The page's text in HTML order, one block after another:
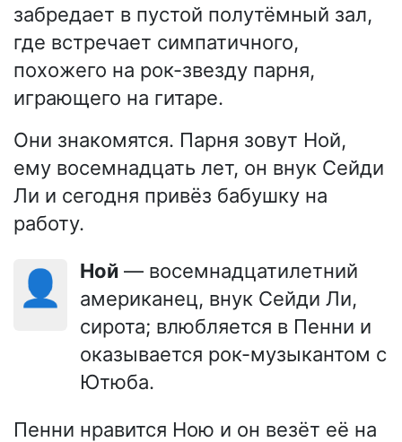
забредает в пустой полутёмный зал,
где встречает симпатичного,
похожего на рок-звезду парня,
играющего на гитаре.
Они знакомятся. Парня зовут Ной,
ему восемнадцать лет, он внук Сейди
Ли и сегодня привёз бабушку на
работу.
👤 Ной — восемнадцатилетний
американец, внук Сейди Ли,
сирота; влюбляется в Пенни и
оказывается рок-музыкантом с
Ютюба.
Пенни нравится Ною и он везёт её на